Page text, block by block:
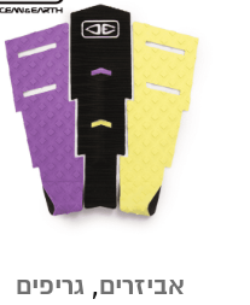
אביזרים, גריפים